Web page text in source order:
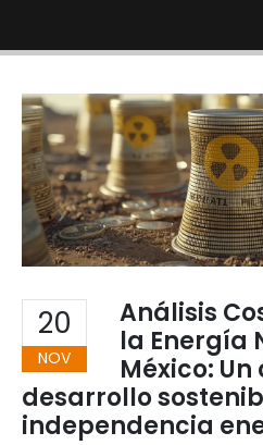
20
NOV
Análisis
la Energía
México:
desarrollo
independencia